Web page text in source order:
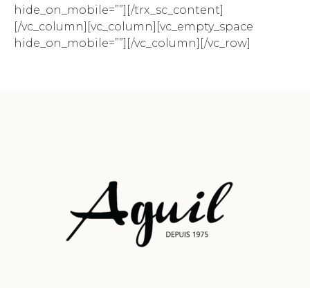
hide_on_mobile=””][/trx_sc_content]
[/vc_column][vc_column][vc_empty_space
hide_on_mobile=””][/vc_column][/vc_row]